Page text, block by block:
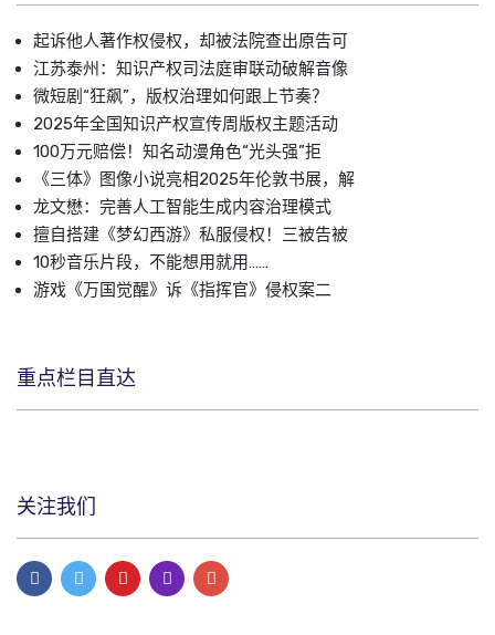
起诉他人著作权侵权，却被法院查出原告可
江苏泰州：知识产权司法庭审联动破解音像
微短剧“狂飙”，版权治理如何跟上节奏？
2025年全国知识产权宣传周版权主题活动
100万元赔偿！知名动漫角色“光头强”拒
《三体》图像小说亮相2025年伦敦书展，解
龙文懋：完善人工智能生成内容治理模式
擅自搭建《梦幻西游》私服侵权！三被告被
10秒音乐片段，不能想用就用……
游戏《万国觉醒》诉《指挥官》侵权案二
重点栏目直达
关注我们